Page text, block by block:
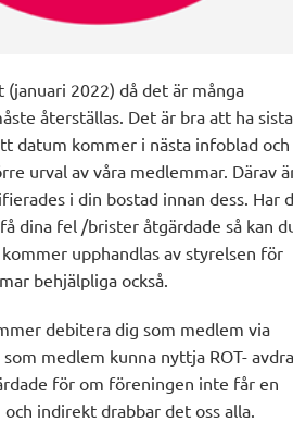
2022) då det är många
återställas. Det är bra att ha sista
datum kommer i nästa infoblad och
urval av våra medlemmar. Därav
i din bostad innan dess. Har
dina fel /brister åtgärdade så kan
upphandlas av styrelsen för
behjälpliga också.
debitera dig som medlem via
medlem kunna nyttja ROT-
för om föreningen inte får en
indirekt drabbar det oss alla.